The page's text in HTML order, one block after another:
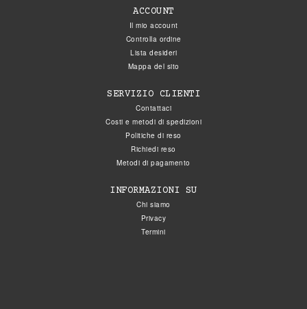
ACCOUNT
Il mio account
Controlla ordine
Lista desideri
Mappa del sito
SERVIZIO CLIENTI
Contattaci
Costi e metodi di spedizioni
Politiche di reso
Richiedi reso
Metodi di pagamento
INFORMAZIONI SU
Chi siamo
Privacy
Termini